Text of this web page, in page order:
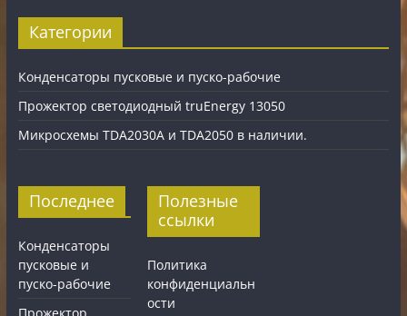
Категории
Конденсаторы пусковые и пуско-рабочие
Прожектор светодиодный truEnergy 13050
Микросхемы TDA2030A и TDA2050 в наличии.
Последнее
Конденсаторы
пусковые и
пуско-рабочие
Полезные
ссылки
Политика
конфиденциальн
ости